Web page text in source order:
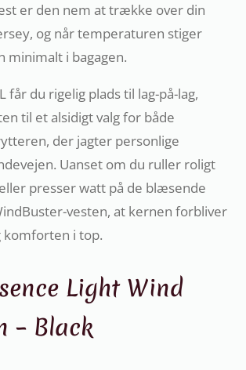
er den nem at trække over din
og når temperaturen stiger
minimalt i bagagen.
får du rigelig plads til lag-på-lag,
til et alsidigt valg for både
der jagter personlige
Uanset om du ruller roligt
presser watt på de blæsende
vesten, at kernen forbliver
i top.
Light Wind
– Black